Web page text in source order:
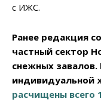
с ИЖС.
Ранее редакция
частный сектор
снежных
индивидуальной
расчищены всего